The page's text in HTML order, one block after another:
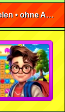
Chevrolet Camaro kostenlos online spielen • ohne Anmeldung 🕹️